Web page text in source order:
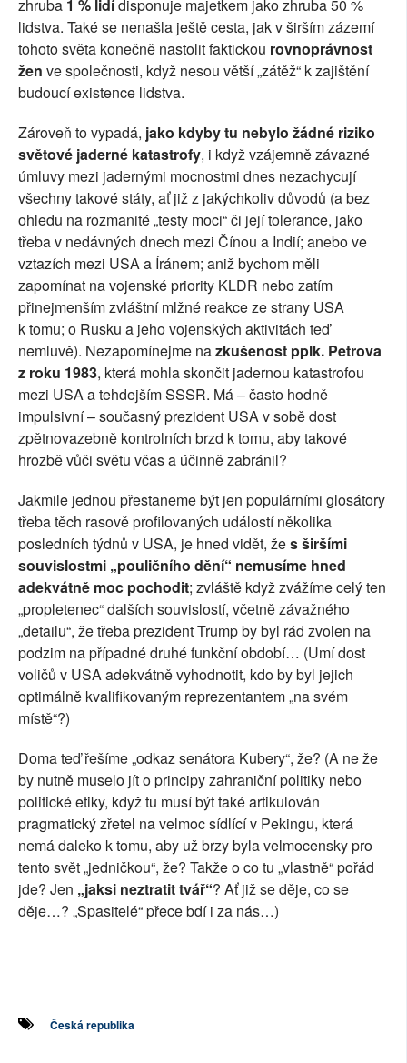
zhruba 1 % lidídisponuje majetkem jako zhruba 50 %
lidstva. Také se nenašla ještě cesta, jak v širším zázemí
tohoto světa konečně nastolit faktickou rovnoprávnost
žen ve společnosti, když nesou větší „zátěž“ k zajištění
budoucí existence lidstva.
Zároveň to vypadá, jako kdyby tu nebylo žádné riziko
světové jaderné katastrofy, i když vzájemně závazné
úmluvy mezi jadernými mocnostmi dnes nezachycují
všechny takové státy, ať již z jakýchkoliv důvodů (a bez
ohledu na rozmanité „testy moci“ či její tolerance, jako
třeba v nedávných dnech mezi Čínou a Indií; anebo ve
vztazích mezi USA a Íránem; aniž bychom měli
zapomínat na vojenské priority KLDR nebo zatím
přinejmenším zvláštní mlžné reakce ze strany USA
k tomu; o Rusku a jeho vojenských aktivitách teď
nemluvě). Nezapomínejme nazkušenost pplk. Petrova
z roku 1983, která mohla skončit jadernou katastrofou
mezi USA a tehdejším SSSR. Má – často hodně
impulsivní – současný prezident USA v sobě dost
zpětnovazebně kontrolních brzd k tomu, aby takové
hrozbě vůči světu včas a účinně zabránil?
Jakmile jednou přestaneme být jen populárními glosátory
třeba těch rasově profilovaných událostí několika
posledních týdnů v USA, je hned vidět, žes širšími
souvislostmi „pouličního dění“ nemusíme hned
adekvátně moc pochodit; zvláště když zvážíme celý ten
„propletenec“ dalších souvislostí, včetně závažného
„detailu“, že třeba prezident Trump by byl rád zvolen na
podzim na případné druhé funkční období… (Umí dost
voličů v USA adekvátně vyhodnotit, kdo by byl jejich
optimálně kvalifikovaným reprezentantem „na svém
místě“?)
Doma teď řešíme „odkaz senátora Kubery“, že? (A ne že
by nutně muselo jít o principy zahraniční politiky nebo
politické etiky, když tu musí být také artikulován
pragmatický zřetel na velmoc sídlící v Pekingu, která
nemá daleko k tomu, aby už brzy byla velmocensky pro
tento svět „jedničkou“, že? Takže o co tu „vlastně“ pořád
jde? Jen „jaksi neztratit tvář“? Ať již se děje, co se
děje…? „Spasitelé“ přece bdí i za nás…)
Česká republika